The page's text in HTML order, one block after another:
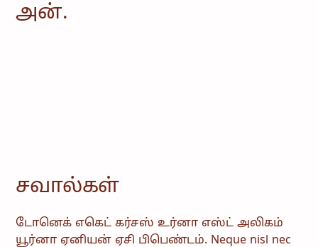
அன்.
சவால்கள்
டோனெக் எகெட் கர்சஸ் உர்னா எஸ்ட் அலிகம்
யூர்னா ஏனியன் ஏசி பிபெண்டம். Neque nisl nec